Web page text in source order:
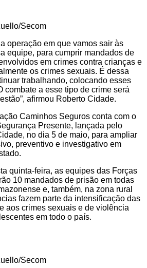
Secom
operação em que vamos sair às
equipe, para cumprir mandados de
em crimes contra crianças e
os crimes sexuais. É dessa
trabalhando, colocando esses
combate a esse tipo de crime será
afirmou Roberto Cidade.
Caminhos Seguros conta com o
Presente, lançada pelo
no dia 5 de maio, para ampliar
preventivo e investigativo em
quinta-feira, as equipes das Forças
10 mandados de prisão em todas
e, também, na zona rural
fazem parte da intensificação das
aos crimes sexuais e de violência
em todo o país.
Secom